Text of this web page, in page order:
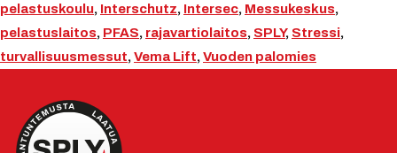
pelastuskoulu, Interschutz, Intersec, Messukeskus,
pelastuslaitos, PFAS, rajavartiolaitos, SPLY, Stressi,
turvallisuusmessut, Vema Lift, Vuoden palomies